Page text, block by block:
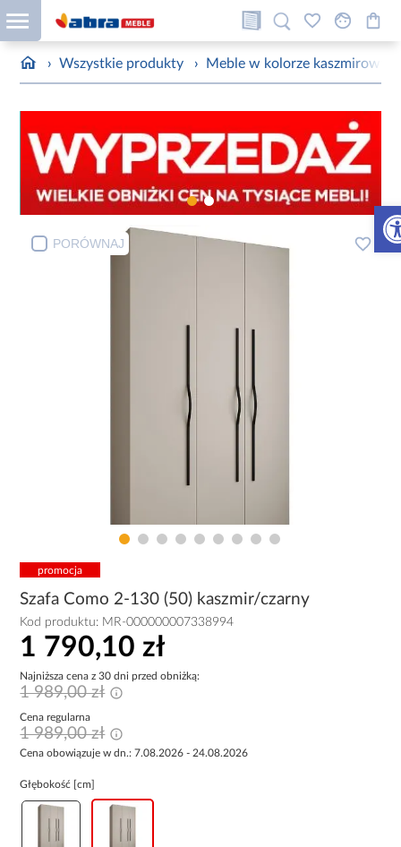
› Wszystkie produkty › Meble w kolorze kaszmirowym
PORÓWNAJ
promocja
Szafa Como 2-130 (50) kaszmir/czarny
Kod produktu: MR-000000007338994
1 790,10 zł
Najniższa cena z 30 dni przed obniżką:
1 989,00 zł
Cena regularna
1 989,00 zł
Cena obowiązuje w dn.: 7.08.2026 - 24.08.2026
Głębokość [cm]